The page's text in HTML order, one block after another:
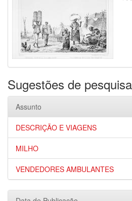
Sugestões de pesquisa
Assunto
DESCRIÇÃO E VIAGENS
MILHO
VENDEDORES AMBULANTES